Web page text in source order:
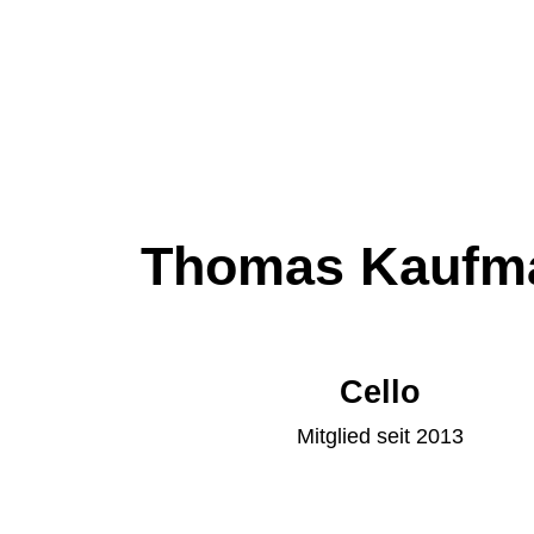
Thomas
Cello
Mitglied seit 2013